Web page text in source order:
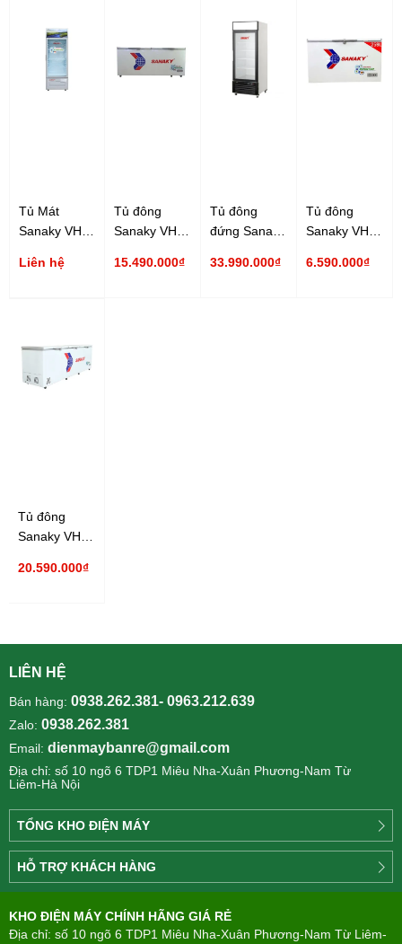
Tủ Mát
Sanaky VH-
Inverter
Liên hệ
Tủ đông
Sanaky VH-
761 lít
15.490.000₫
Tủ đông
đứng Sanaky
lít
33.990.000₫
Tủ đông
Sanaky VH-
lít Inverter
6.590.000₫
Tủ đông
Sanaky VH-
1100 lít
20.590.000₫
LIÊN HỆ
Bán hàng: 0938.262.381- 0963.212.639
Zalo: 0938.262.381
Email: dienmaybanre@gmail.com
Địa chỉ: số 10 ngõ 6 TDP1 Miêu Nha-Xuân Phương-Nam Từ
Liêm-Hà Nội
TỔNG KHO ĐIỆN MÁY
Công
ty
Điện
TÂN
PHONG(8:00
HỖ TRỢ KHÁCH HÀNG
hiểu
về
KHO ĐIỆN MÁY CHÍNH HÃNG GIÁ RẺ
Địa chỉ: số 10 ngõ 6 TDP1 Miêu Nha-Xuân Phương-Nam Từ Liêm-